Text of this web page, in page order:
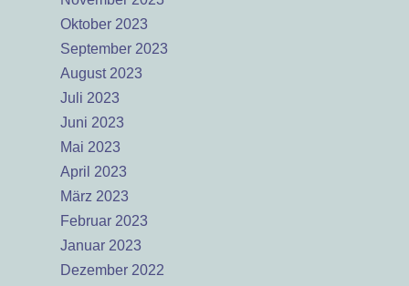
Oktober 2023
September 2023
August 2023
Juli 2023
Juni 2023
Mai 2023
April 2023
März 2023
Februar 2023
Januar 2023
Dezember 2022